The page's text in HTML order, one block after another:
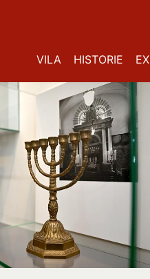
VILA HISTORIE